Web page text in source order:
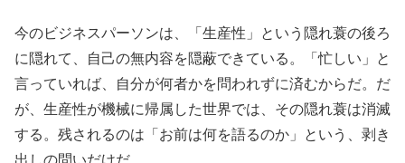
今のビジネスパーソンは、「生産性」という隠れ蓑の後ろ
に隠れて、自己の無内容を隠蔽できている。「忙しい」と
言っていれば、自分が何者かを問われずに済むからだ。だ
が、生産性が機械に帰属した世界では、その隠れ蓑は消滅
する。残されるのは「お前は何を語るのか」という、剥き